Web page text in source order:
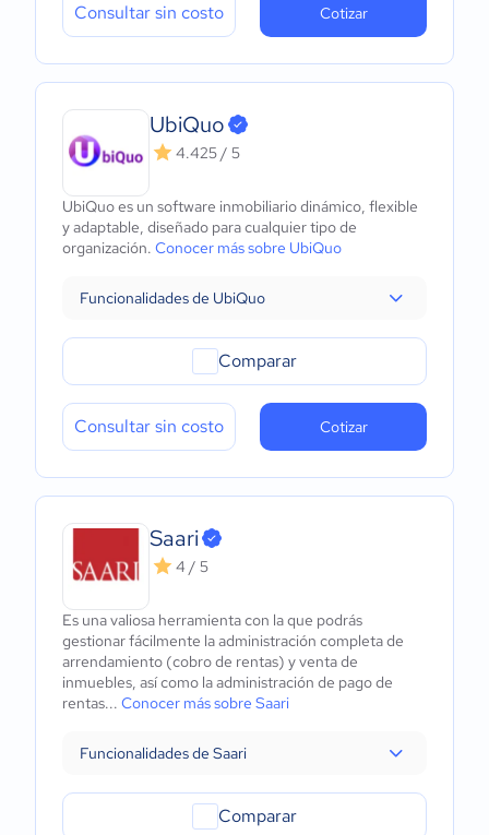
Consultar sin costo Cotizar
UbiQuo
4.425 / 5
UbiQuo es un software inmobiliario dinámico, flexible
y adaptable, diseñado para cualquier tipo de
organización. Conocer más sobre UbiQuo
Funcionalidades de UbiQuo
Comparar
Consultar sin costo Cotizar
Saari
4 / 5
Es una valiosa herramienta con la que podrás
gestionar fácilmente la administración completa de
arrendamiento (cobro de rentas) y venta de
inmuebles, así como la administración de pago de
rentas... Conocer más sobre Saari
Funcionalidades de Saari
Comparar